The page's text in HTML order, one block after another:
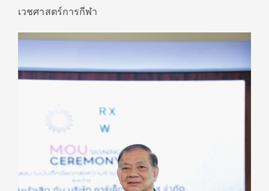
เวชศาสตร์การกีฬา